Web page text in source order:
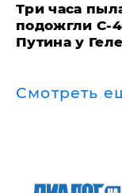
Три часа
подожгли С-
Путина у
Смотреть